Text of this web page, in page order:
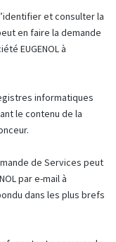
et consulter la
en faire la demande
EUGENOL à
informatiques
le contenu de la
de Services peut
par e-mail à
dans les plus brefs